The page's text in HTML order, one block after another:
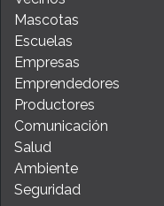
Mascotas
Escuelas
Empresas
Emprendedores
Productores
Comunicación
Salud
Ambiente
Seguridad